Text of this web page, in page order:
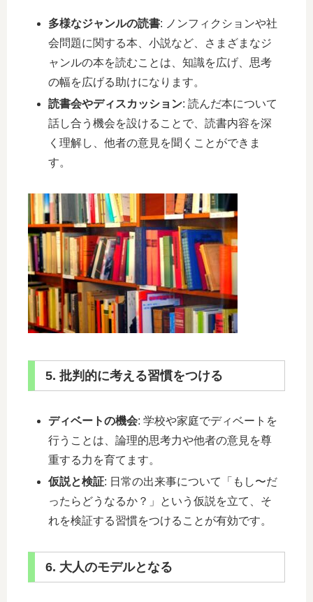
多様なジャンルの読書: ノンフィクションや社
会問題に関する本、小説など、さまざまなジ
ャンルの本を読むことは、知識を広げ、思考
の幅を広げる助けになります。
読書会やディスカッション: 読んだ本について
話し合う機会を設けることで、読書内容を深
く理解し、他者の意見を聞くことができま
す。
5. 批判的に考える習慣をつける
ディベートの機会: 学校や家庭でディベートを
行うことは、論理的思考力や他者の意見を尊
重する力を育てます。
仮説と検証: 日常の出来事について「もし〜だ
ったらどうなるか？」という仮説を立て、そ
れを検証する習慣をつけることが有効です。
6. 大人のモデルとなる